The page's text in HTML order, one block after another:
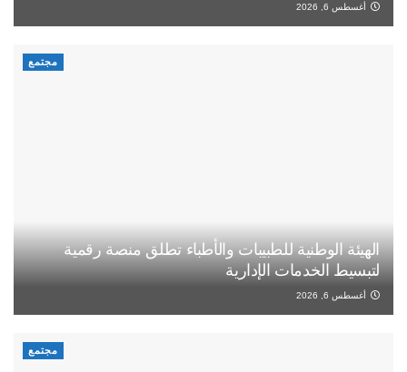
أغسطس 6, 2026
مجتمع
الهيئة الوطنية للطبيبات والأطباء تطلق منصة رقمية
لتبسيط الخدمات الإدارية
أغسطس 6, 2026
مجتمع